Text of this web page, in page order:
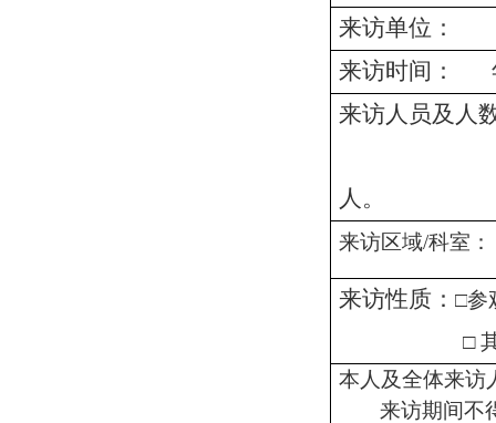
来访单位：
来访时间：
来访人员及人
人。
来访区域/科室：
来访性质： □参
□
本人及全体来访
来访期间不